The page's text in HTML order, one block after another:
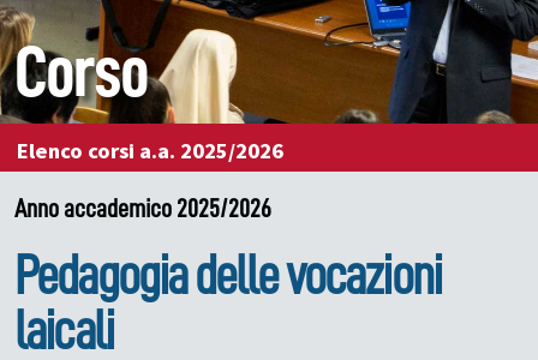
Corso
Elenco corsi a.a. 2025/2026
Anno accademico 2025/2026
Pedagogia delle vocazioni
laicali